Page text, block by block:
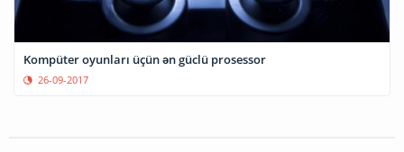
Kompüter oyunları üçün ən güclü prosessor
26-09-2017